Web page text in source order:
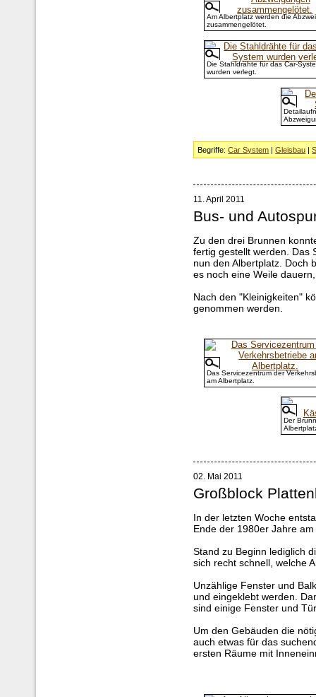
Am Albertplatz werden die
zusammengelötet.
Die Stahldrähte für das Car-
wurden verlegt.
Begriffe:Car System |Gleisbau |
11. April 2011
Bus- und
Zu den drei Brunnen
fertig gestellt werden. Das
nun den Albertplatz. Doch
es noch eine Weile
Nach den "Kleinigkeiten"
genommen werden.
Das Servicezentrum der
am Albertplatz.
Der
02. Mai 2011
Großblock
In der letzten Woche
Ende der 1980er Jahre
Stand zu Beginn lediglich
sich recht schnell, welche
Unzählige Fenster und
und eingeklebt werden.
sind einige Fenster und
Um den Gebäuden die
auch etwas für das
ersten Räume mit